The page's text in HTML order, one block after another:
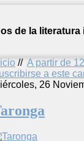
de la literatura
// A partir de
a este
26